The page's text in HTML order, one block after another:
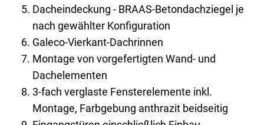
Dacheindeckung - BRAAS-Betondachziegel je
nach gewählter Konfiguration
Galeco-Vierkant-Dachrinnen
Montage von vorgefertigten Wand- und
Dachelementen
3-fach verglaste Fensterelemente inkl.
Montage, Farbgebung anthrazit beidseitig